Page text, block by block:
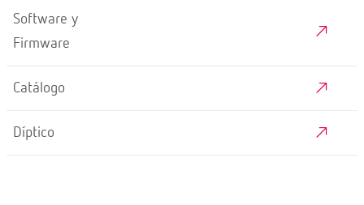
Software y
Firmware
Catálogo
Díptico